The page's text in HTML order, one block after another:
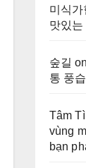
미식가
맛있는
숲길 on
통 풍
Tâm
vùng
bạn